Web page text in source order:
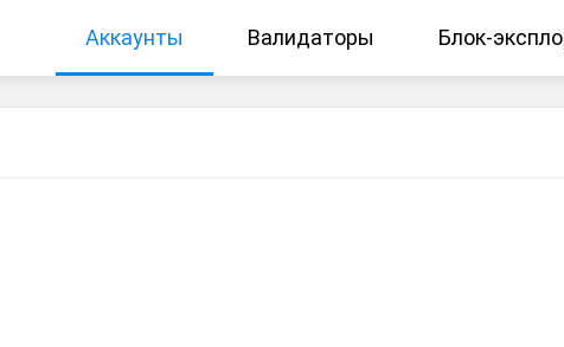
Аккаунты Валидаторы Блок-